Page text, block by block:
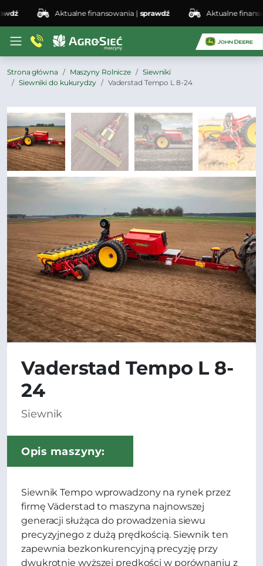
Aktualne finansowania |sprawdź Aktualne
Strona główna Maszyny Rolnicze
Siewniki
Siewniki do kukurydzy
Vaderstad Tempo L 8-24
Vaderstad Tempo L 8-
24
Siewnik
Opis maszyny:
Siewnik Tempo wprowadzony na rynek przez
firmę Väderstad to maszyna najnowszej
generacji służąca do prowadzenia siewu
precyzyjnego z dużą prędkością. Siewnik ten
zapewnia bezkonkurencyjną precyzję przy
dwukrotnie wyższej prędkości w porównaniu z